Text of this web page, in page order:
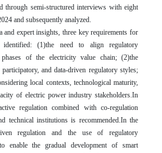
through semi-structured interviews with eight
and subsequently analyzed.
and expert insights, three key requirements for
identified: (1)the need to align regulatory
of the electricity value chain; (2)the
and data-driven regulatory styles;
local contexts, technological maturity,
of electric power industry stakeholders.In
regulation combined with co-regulation
technical institutions is recommended.In the
regulation and the use of regulatory
enable the gradual development of smart